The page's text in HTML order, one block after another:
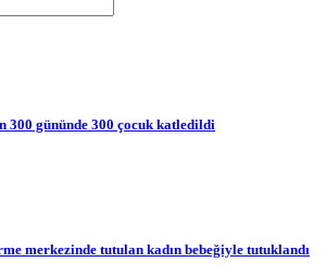
300 gününde 300 çocuk katledildi
merkezinde tutulan kadın bebeğiyle tutuklandı